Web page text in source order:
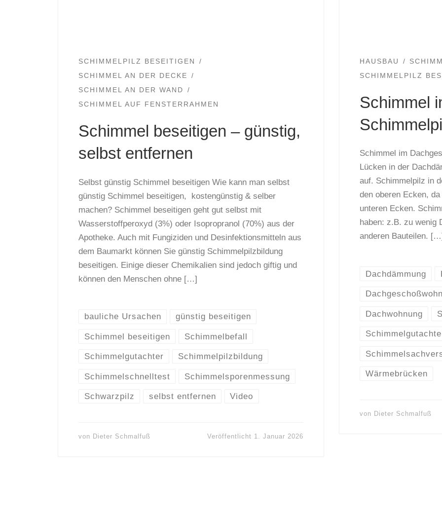
SCHIMMELPILZ BESEITIGEN
SCHIMMEL AN DER DECKE
SCHIMMEL AN DER WAND
SCHIMMEL AUF FENSTERRAHMEN
Schimmel beseitigen – günstig,
selbst entfernen
Selbst günstig Schimmel beseitigen Wie kann man selbst
günstig Schimmel beseitigen, kostengünstig & selber
machen? Schimmel beseitigen geht gut selbst mit
Wasserstoffperoxyd (3%) oder Isopropranol (70%) aus der
Apotheke. Auch mit Fungiziden und Desinfektionsmitteln aus
dem Baumarkt können Sie günstig Schimmelpilzbildung
beseitigen. Einige dieser Chemikalien sind jedoch giftig und
können den Menschen ohne […]
bauliche Ursachen günstig beseitigen
Schimmel beseitigen Schimmelbefall
Schimmelgutachter Schimmelpilzbildung
Schimmelschnelltest Schimmelsporenmessung
Schwarzpilz selbst entfernen Video
von Dieter Schmalfuß Veröffentlicht 1. Januar 2026
HAUSBAU
SCHIMMELPILZ
Schimmel
Schimmel im
Lücken in der
auf. Schimmelpilz in
den oberen Ecken,
unteren Ecken.
haben: z.B. zu wenig
anderen Bauteilen.
Dachdämmung
Dachwohnung
Wärmebrücken
von Dieter Schmalfuß